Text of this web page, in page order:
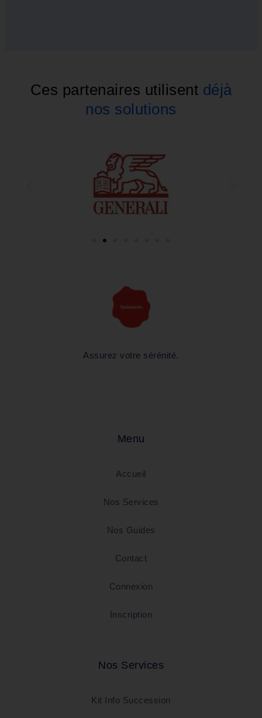
Ces partenaires utilisent déjà
nos solutions
Assurez votre sérénité.
Menu
Accueil
Nos Services
Nos Guides
Contact
Connexion
Inscription
Nos Services
Kit Info Succession